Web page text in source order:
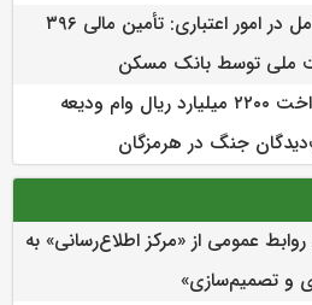
معاون مدیرعامل در امور اعتباری: تأمین مالی ۳۹۶
ملی توسط بانک مسکن
تسهیل در پرداخت ۲۲۰۰ میلیارد ریال وام ودیعه
جنگ در هرمزگان
عمومی از «مرکز اطلاع‌رسانی» به
و تصمیم‌سازی»